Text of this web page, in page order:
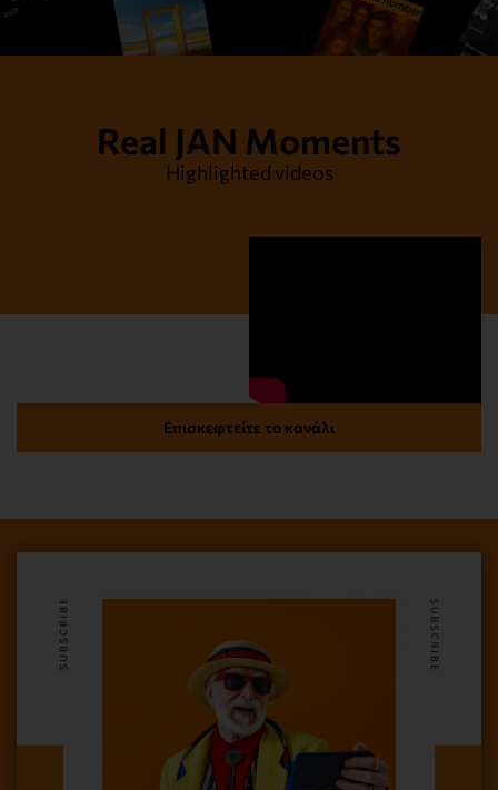
Real JAN Moments
Highlighted videos
Επισκεφτείτε το κανάλι